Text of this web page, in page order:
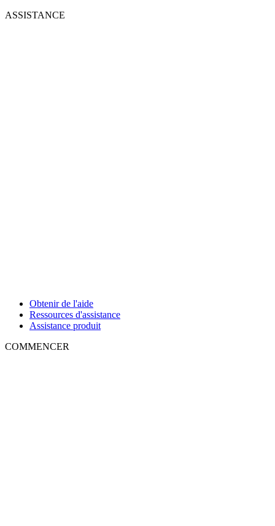
ASSISTANCE
Obtenir de l'aide
Ressources d'assistance
Assistance produit
COMMENCER